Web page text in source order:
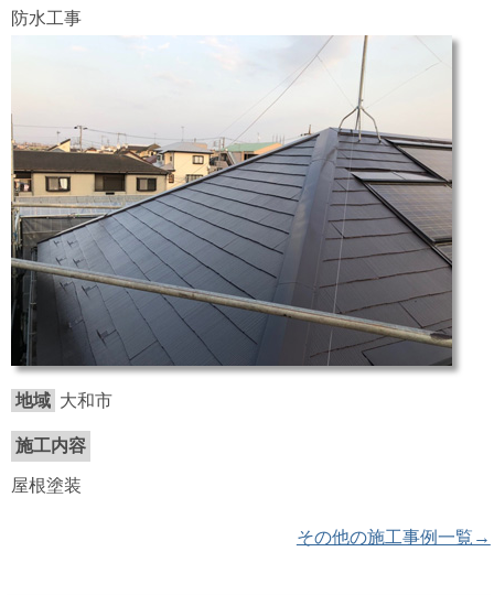
防水工事
地域 大和市
施工内容
屋根塗装
その他の施工事例一覧→